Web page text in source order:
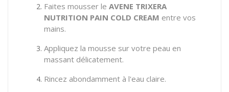
Faites mousser le AVENE TRIXERA
NUTRITION PAIN COLD CREAM entre vos
mains.
Appliquez la mousse sur votre peau en
massant délicatement.
Rincez abondamment à l'eau claire.